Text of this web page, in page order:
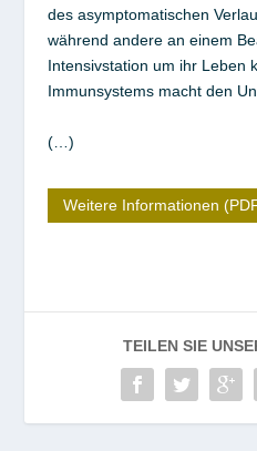
des asymptomatischen
während andere an einem
Intensivstation um ihr Leben
Immunsystems macht den
(…)
Weitere Informationen
TEILEN SIE